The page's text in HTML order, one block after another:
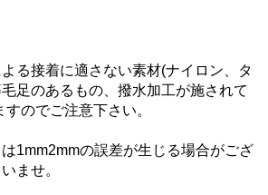
る接着に適さない素材(ナイロン、タ
足のあるもの、撥水加工が施されて
のでご注意下さい。
1mm2mmの誤差が生じる場合がござ
ませ。